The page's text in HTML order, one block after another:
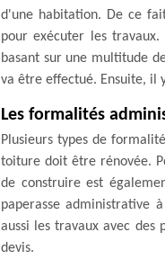
d'une habitation. De ce
pour exécuter les
basant sur une multitude
va être effectué. Ensuite, il
Les formalités
Plusieurs types de
toiture doit être rénovée.
de construire est
paperasse administrative
aussi les travaux avec
devis.